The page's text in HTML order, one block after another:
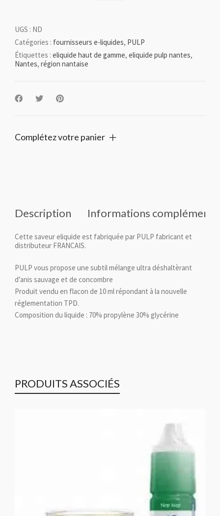
UGS : ND
Catégories : fournisseurs e-liquides, PULP
Étiquettes : eliquide haut de gamme, eliquide pulp nantes,
Nantes, région nantaise
Complétez votre panier
Description Informations
Cette saveur eliquide est fabriquée par PULP fabricant et
distributeur FRANCAIS.
PULP vous propose une subtil mélange ultra déshaltèrant
d’anis sauvage et de concombre
Produit vendu en flacon de 10 ml répondant à la nouvelle
réglementation TPD.
Composition du liquide : 70% propylène 30% glycérine
PRODUITS ASSOCIÉS